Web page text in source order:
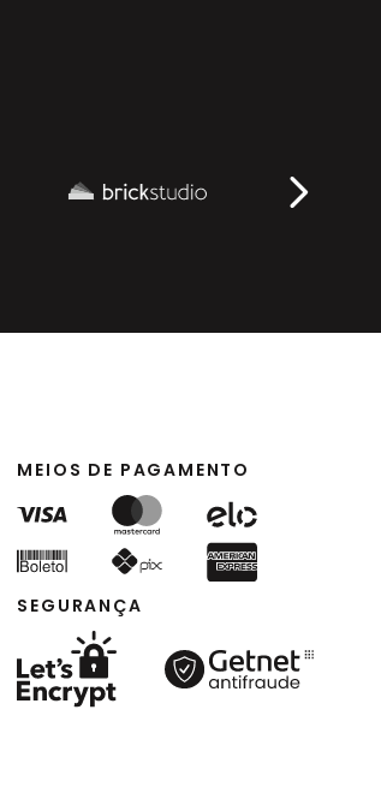
MEIOS DE PAGAMENTO
SEGURANÇA